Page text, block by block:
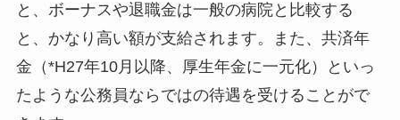
と、ボーナスや退職金は一般の病院と比較する
と、かなり高い額が支給されます。また、共済年
金（*H27年10月以降、厚生年金に一元化）といっ
たような公務員ならではの待遇を受けることがで